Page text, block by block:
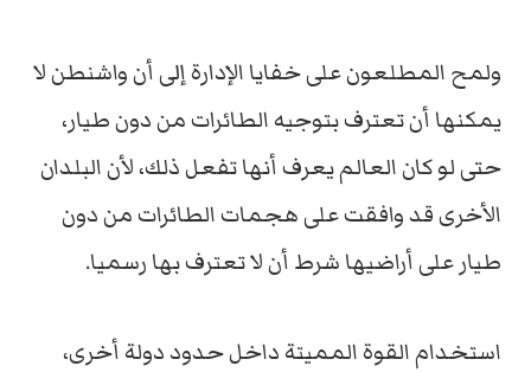
ولمح المطلعون على خفايا الإدارة إلى أن واشنطن لا
يمكنها أن تعترف بتوجيه الطائرات من دون طيار،
حتى لو كان العالم يعرف أنها تفعل ذلك، لأن البلدان
الأخرى قد وافقت على هجمات الطائرات من دون
طيار على أراضيها شرط أن لا تعترف بها رسميا.
استخدام القوة المميتة داخل حدود دولة أخرى،